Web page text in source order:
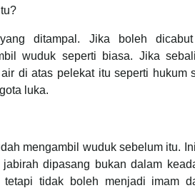
ditampal. Jika boleh
wuduk seperti biasa. Jika
di atas pelekat itu seperti hukum
luka.
mengambil wuduk sebelum itu.
dipasang bukan dalam
tidak boleh menjadi imam